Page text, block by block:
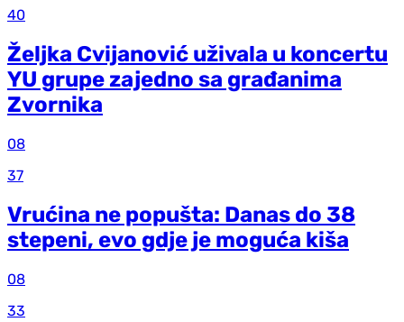
40
Željka Cvijanović uživala u koncertu
YU grupe zajedno sa građanima
Zvornika
08
37
Vrućina ne popušta: Danas do 38
stepeni, evo gdje je moguća kiša
08
33